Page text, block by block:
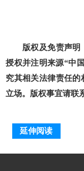
版权及免责声明：
授权并注明来源“中
究其相关法律责任的
立场。版权事宜请联
延伸阅读